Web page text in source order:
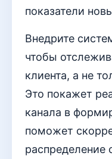
показатели
Внедрите
чтобы
клиента, а не
Это покажет
канала в
поможет
распределение